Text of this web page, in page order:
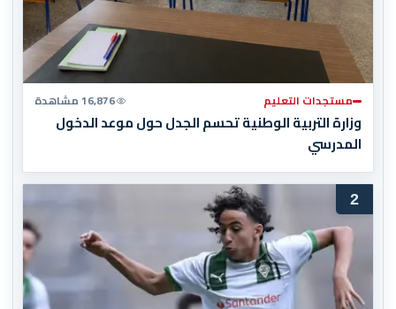
مستجدات التعليم 16,876 مشاهدة
وزارة التربية الوطنية تحسم الجدل حول موعد الدخول
المدرسي
2